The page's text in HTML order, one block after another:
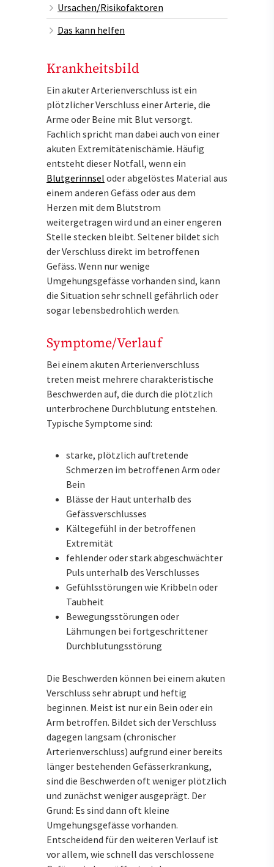
Ursachen/Risikofaktoren
Das kann helfen
Krankheitsbild
Ein akuter Arterienverschluss ist ein
plötzlicher Verschluss einer Arterie, die
Arme oder Beine mit Blut versorgt.
Fachlich spricht man dabei auch von einer
akuten Extremitätenischämie. Häufig
entsteht dieser Notfall, wenn ein
Blutgerinnsel oder abgelöstes Material aus
einem anderen Gefäss oder aus dem
Herzen mit dem Blutstrom
weitergetragen wird und an einer engeren
Stelle stecken bleibt. Seltener bildet sich
der Verschluss direkt im betroffenen
Gefäss. Wenn nur wenige
Umgehungsgefässe vorhanden sind, kann
die Situation sehr schnell gefährlich oder
sogar lebensbedrohlich werden.
Symptome/Verlauf
Bei einem akuten Arterienverschluss
treten meist mehrere charakteristische
Beschwerden auf, die durch die plötzlich
unterbrochene Durchblutung entstehen.
Typische Symptome sind:
starke, plötzlich auftretende
Schmerzen im betroffenen Arm oder
Bein
Blässe der Haut unterhalb des
Gefässverschlusses
Kältegefühl in der betroffenen
Extremität
fehlender oder stark abgeschwächter
Puls unterhalb des Verschlusses
Gefühlsstörungen wie Kribbeln oder
Taubheit
Bewegungsstörungen oder
Lähmungen bei fortgeschrittener
Durchblutungsstörung
Die Beschwerden können bei einem akuten
Verschluss sehr abrupt und heftig
beginnen. Meist ist nur ein Bein oder ein
Arm betroffen. Bildet sich der Verschluss
dagegen langsam (chronischer
Arterienverschluss) aufgrund einer bereits
länger bestehenden Gefässerkrankung,
sind die Beschwerden oft weniger plötzlich
und zunächst weniger ausgeprägt. Der
Grund: Es sind dann oft kleine
Umgehungsgefässe vorhanden.
Entscheidend für den weiteren Verlauf ist
vor allem, wie schnell das verschlossene